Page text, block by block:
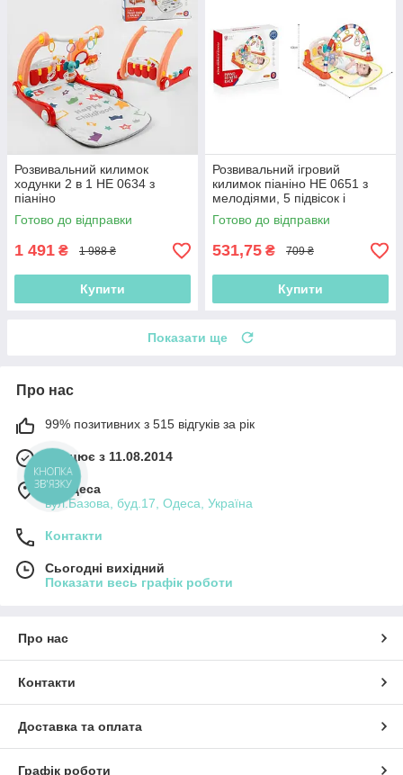
Розвивальний килимок
ходунки 2 в 1 HE 0634 з
піаніно
Готово до відправки
1 491 ₴ 1 988 ₴
Купити
Розвивальний ігровий
килимок піаніно НЕ 0651 з
мелодіями, 5 підвісок і
музичне піаніно
Готово до відправки
531,75 ₴ 709 ₴
Купити
Показати ще
Про нас
99% позитивних з 515 відгуків за рік
Працює з 11.08.2014
м. Одеса
вул.Базова, буд.17, Одеса, Україна
Контакти
Сьогодні вихідний
Показати весь графік роботи
Про нас
Контакти
Доставка та оплата
Графік роботи
КНОПКА
ЗВ'ЯЗКУ